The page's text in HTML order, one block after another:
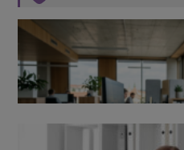
Jak na podnikání při
Přehledy pro OSSZ a
v roce 2026